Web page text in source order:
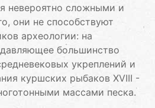
невероятно сложными и
они не способствуют
археологии: на
большинство
укреплений и
куршских рыбаков XVIII -
массами песка.